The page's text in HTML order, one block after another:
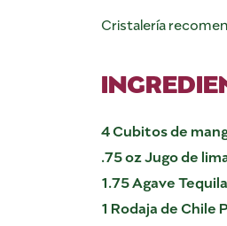
Cristalería
4 Cubitos de
.75 oz Jugo de
1.75 Agave Tequila
1 Rodaja de Chile